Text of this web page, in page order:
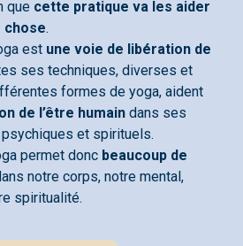
que cette pratique va les aider
chose.
est une voie de libération de
ses techniques, diverses et
formes de yoga, aident
de l’être humain dans ses
et spirituels.
permet donc beaucoup de
notre corps, notre mental,
spiritualité.